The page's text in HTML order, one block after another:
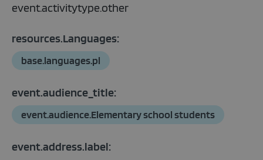
event.activitytype.other
resources.Languages:
base.languages.pl
event.audience_title:
event.audience.Elementary school students
event.address.label: